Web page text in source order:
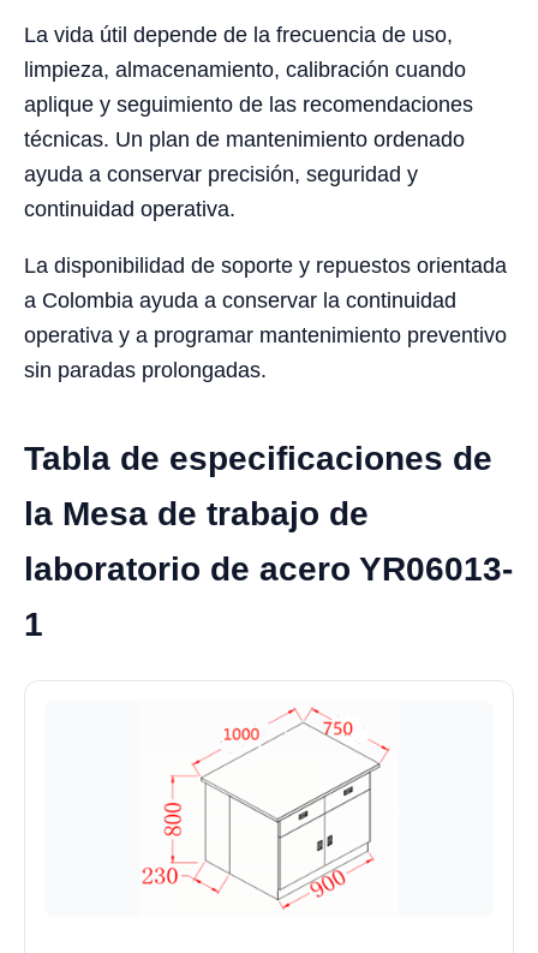
La vida útil depende de la frecuencia de uso,
limpieza, almacenamiento, calibración cuando
aplique y seguimiento de las recomendaciones
técnicas. Un plan de mantenimiento ordenado
ayuda a conservar precisión, seguridad y
continuidad operativa.
La disponibilidad de soporte y repuestos orientada
a Colombia ayuda a conservar la continuidad
operativa y a programar mantenimiento preventivo
sin paradas prolongadas.
Tabla de especificaciones de
la Mesa de trabajo de
laboratorio de acero YR06013-
1